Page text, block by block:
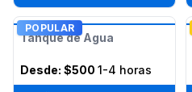
POPULAR
Tanque de Agua
Desde: $500 1-4 horas